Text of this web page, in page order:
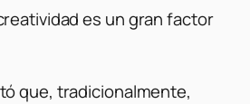
es un gran factor
que, tradicionalmente,